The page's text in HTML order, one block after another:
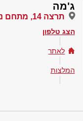
ג'מה
תרצה 14, מתחם נגה, תל אביב
הצג טלפון
לאתר
המלצות